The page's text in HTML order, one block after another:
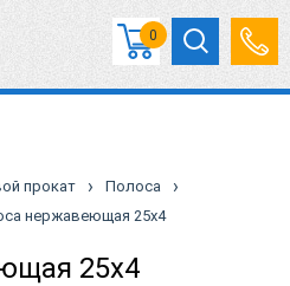
0
прокат › Полоса ›
нержавеющая 25х4
25х4